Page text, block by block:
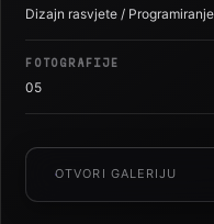
DISCIPLINA
Dizajn rasvjete / Programiranje
FOTOGRAFIJE